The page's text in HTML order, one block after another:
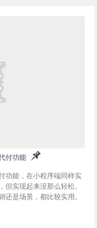
付功能
功能，在小程序端同样实
但实现起来没那么轻松。
还是场景，都比较实用。